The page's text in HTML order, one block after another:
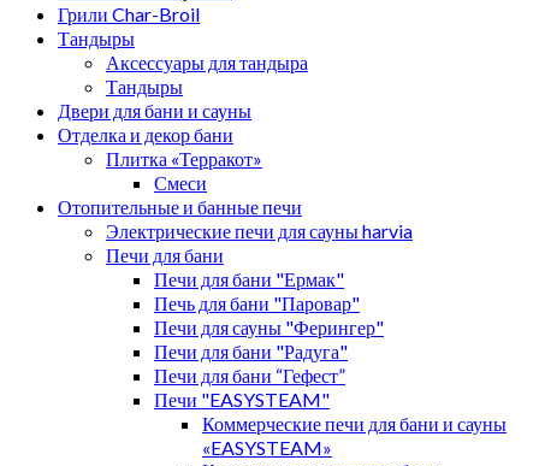
Грили Char-Broil
Тандыры
Аксессуары для тандыра
Тандыры
Двери для бани и сауны
Отделка и декор бани
Плитка «Терракот»
Смеси
Отопительные и банные печи
Электрические печи для сауны harvia
Печи для бани
Печи для бани "Ермак"
Печь для бани "Паровар"
Печи для сауны "Ферингер"
Печи для бани "Радуга"
Печи для бани “Гефест”
Печи "EASYSTEAM"
Коммерческие печи для бани и сауны
«EASYSTEAM»